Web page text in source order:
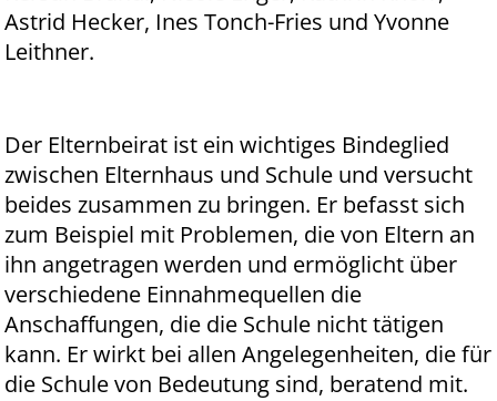
Astrid Hecker, Ines Tonch-Fries und Yvonne
Leithner.
Der Elternbeirat ist ein wichtiges Bindeglied
zwischen Elternhaus und Schule und versucht
beides zusammen zu bringen. Er befasst sich
zum Beispiel mit Problemen, die von Eltern an
ihn angetragen werden und ermöglicht über
verschiedene Einnahmequellen die
Anschaffungen, die die Schule nicht tätigen
kann. Er wirkt bei allen Angelegenheiten, die für
die Schule von Bedeutung sind, beratend mit.